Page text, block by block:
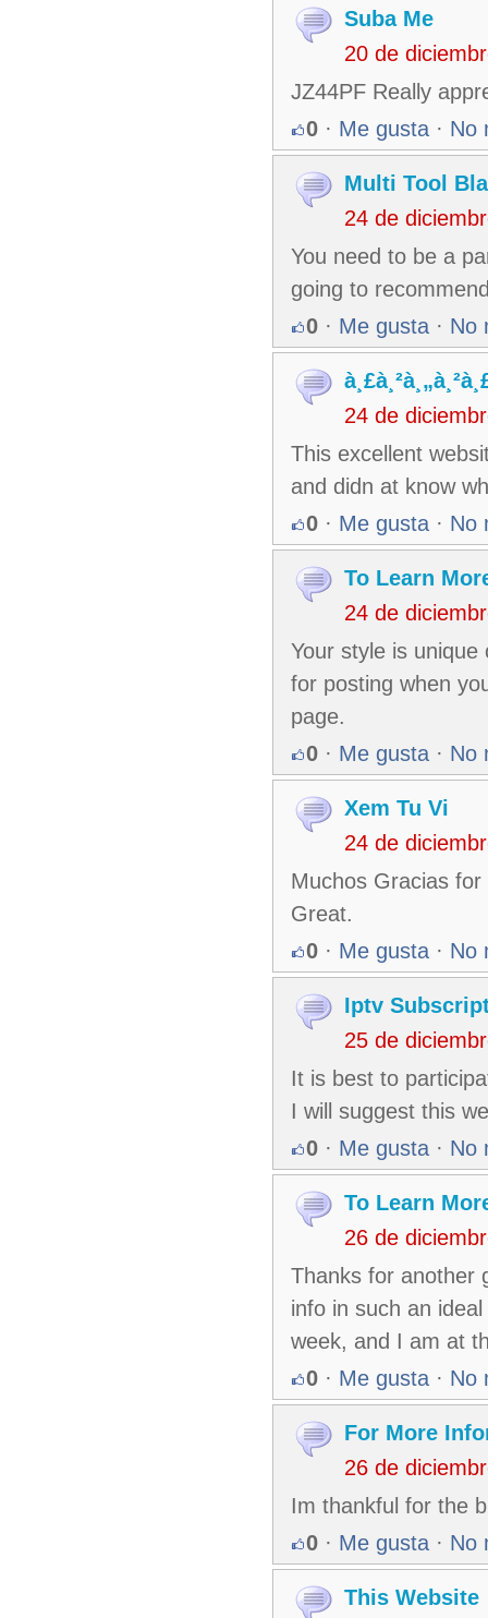
Suba Me
20 de
JZ44PF Really
0 · Me gusta · No
Multi Tool
24 de
You need to be a
going to
0 · Me gusta · No
24 de
This excellent
and didn at know
0 · Me gusta · No
To Learn
24 de
Your style is
for posting when
page.
0 · Me gusta · No
Xem Tu Vi
24 de
Muchos Gracias
Great.
0 · Me gusta · No
Iptv
25 de
It is best to
I will suggest this
0 · Me gusta · No
To Learn
26 de
Thanks for another
info in such an
week, and I am at
0 · Me gusta · No
For More
26 de
Im thankful for the
0 · Me gusta · No
This Website